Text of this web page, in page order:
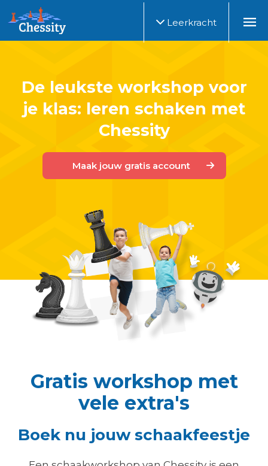
Leerkracht
De leukste workshop voor
je klas: leren schaken met
Chessity
Maak jouw gratis account
Gratis workshop met
vele extra's
Boek nu jouw schaakfeestje